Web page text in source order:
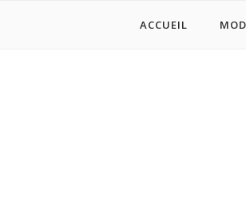
ACCUEIL